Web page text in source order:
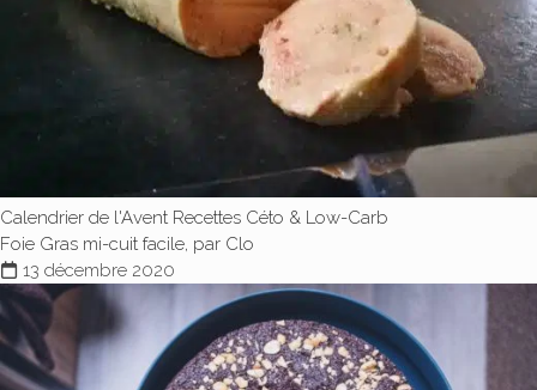
Calendrier de l'Avent Recettes Céto & Low-Carb
Foie Gras mi-cuit facile, par Clo
13 décembre 2020